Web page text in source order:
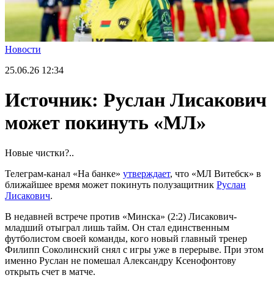
Новости
25.06.26 12:34
Источник: Руслан Лисакович
может покинуть «МЛ»
Новые чистки?..
Телеграм-канал «На банке» утверждает, что «МЛ Витебск» в
ближайшее время может покинуть полузащитник Руслан
Лисакович.
В недавней встрече против «Минска» (2:2) Лисакович-
младший отыграл лишь тайм. Он стал единственным
футболистом своей команды, кого новый главный тренер
Филипп Соколинский снял с игры уже в перерыве. При этом
именно Руслан не помешал Александру Ксенофонтову
открыть счет в матче.